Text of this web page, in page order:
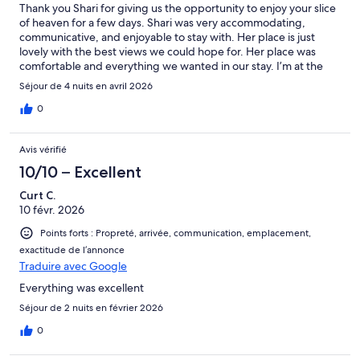
Thank you Shari for giving us the opportunity to enjoy your slice
of heaven for a few days. Shari was very accommodating,
communicative, and enjoyable to stay with. Her place is just
lovely with the best views we could hope for. Her place was
comfortable and everything we wanted in our stay. I’m at the
airport getting ready to fly back home, contemplating going
back haha…thanks again and we look forward to seeing you
again soon.
Séjour de 4 nuits en avril 2026
0
Avis vérifié
10/10 – Excellent
Curt C.
10 févr. 2026
Points forts : Propreté, arrivée, communication, emplacement,
exactitude de l’annonce
Traduire avec Google
Everything was excellent
Séjour de 2 nuits en février 2026
0